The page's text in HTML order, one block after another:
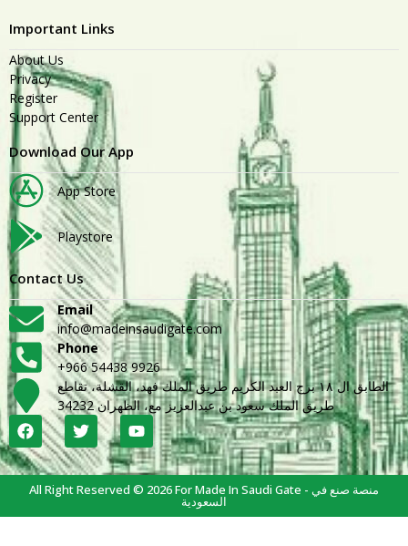
Important Links
About Us
Privacy
Register
Support Center
Download Our App
App Store
Playstore
Contact Us
Email
info@madeinsaudigate.com
Phone
+966 54438 9926
الطابق ال ١٨ برج العبد الكريم طريق الملك فهد، القشلة، تقاطع
طريق الملك سعود بن عبدالعزيز مع، الظهران 34232
All Right Reserved © 2026 For Made In Saudi Gate - منصة صنع في
السعودية